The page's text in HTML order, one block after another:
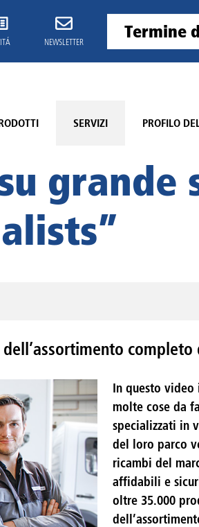
NEWSLETTER
SERVIZI PROFILO
grande
completo
In questo video
molte cose da
specializzati in
del loro parco
ricambi del
affidabili e
oltre 35.000